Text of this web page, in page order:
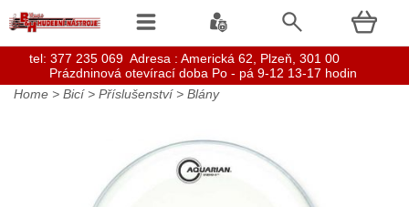
Home > Bicí> Příslušenství> Blány
tel: 377 235 069 Adresa : Americká 62, Plzeň, 301 00
Prázdninová otevírací doba Po - pá 9-12 13-17 hodin